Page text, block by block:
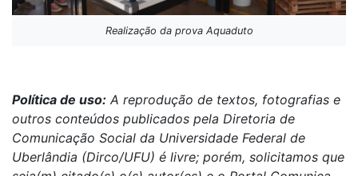
Realização da prova Aquaduto
Política de uso: A reprodução de textos, fotografias e
outros conteúdos publicados pela Diretoria de
Comunicação Social da Universidade Federal de
Uberlândia (Dirco/UFU) é livre; porém, solicitamos que